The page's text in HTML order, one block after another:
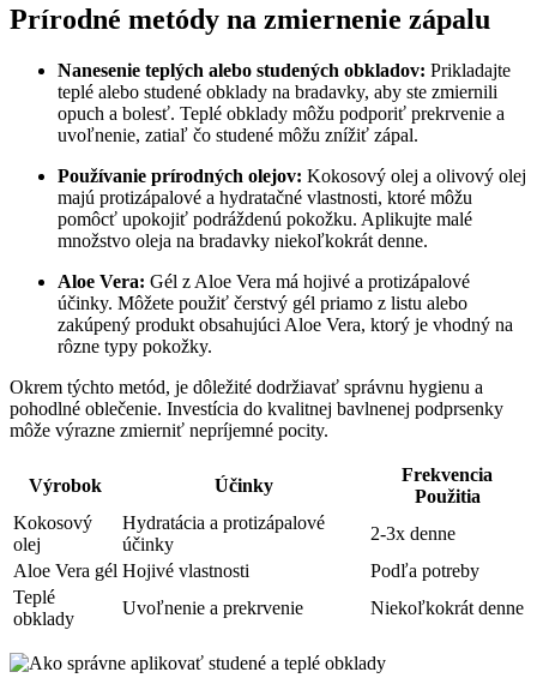
Prírodné metódy na zmiernenie zápalu
Nanesenie teplých alebo studených obkladov: Prikladajte
teplé alebo studené obklady na bradavky, aby ste zmiernili
opuch a bolesť. Teplé obklady môžu podporiť prekrvenie a
uvoľnenie, zatiaľ čo studené môžu znížiť zápal.
Používanie prírodných olejov: Kokosový olej a olivový olej
majú protizápalové a hydratačné vlastnosti, ktoré môžu
pomôcť upokojiť podráždenú pokožku. Aplikujte malé
množstvo oleja na bradavky niekoľkokrát denne.
Aloe Vera: Gél z Aloe Vera má hojivé a protizápalové
účinky. Môžete použiť čerstvý gél priamo z listu alebo
zakúpený produkt obsahujúci Aloe Vera, ktorý je vhodný na
rôzne typy pokožky.
Okrem týchto metód, je dôležité dodržiavať správnu hygienu a
pohodlné oblečenie. Investícia do kvalitnej bavlnenej podprsenky
môže výrazne zmierniť nepríjemné pocity.
Výrobok Účinky
Frekvencia
Použitia
Kokosový
olej
Hydratácia a protizápalové
účinky
2-3x denne
Aloe Vera gél Hojivé vlastnosti
Podľa potreby
Teplé
obklady
Uvoľnenie a prekrvenie Niekoľkokrát denne